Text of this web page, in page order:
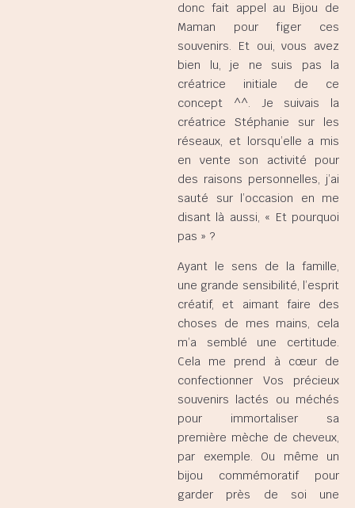
donc fait appel au Bijou de
Maman pour figer ces
souvenirs. Et oui, vous avez
bien lu, je ne suis pas la
créatrice initiale de ce
concept ^^. Je suivais la
créatrice Stéphanie sur les
réseaux, et lorsqu’elle a mis
en vente son activité pour
des raisons personnelles, j’ai
sauté sur l’occasion en me
disant là aussi, « Et pourquoi
pas » ?
Ayant le sens de la famille,
une grande sensibilité, l’esprit
créatif, et aimant faire des
choses de mes mains, cela
m’a semblé une certitude.
Cela me prend à cœur de
confectionner Vos précieux
souvenirs lactés ou méchés
pour immortaliser sa
première mèche de cheveux,
par exemple. Ou même un
bijou commémoratif pour
garder près de soi une